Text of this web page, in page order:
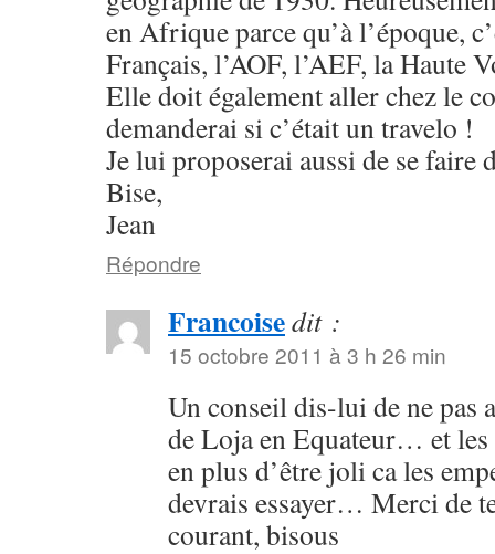
en Afrique parce qu’à l’époque,
Français, l’AOF, l’AEF, la Haute
Elle doit également aller chez le
demanderai si c’était un travelo !
Je lui proposerai aussi de se
Bise,
Jean
Répondre
Francoisedit :
15 octobre 2011 à 3 h 26 min
Un conseil dis-lui de ne pas
de Loja en Equateur… et les
en plus d’être joli ca les
devrais essayer… Merci de
courant, bisous